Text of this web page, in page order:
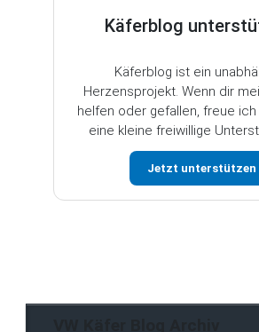
Käferblog
Käferblog ist ein
Herzensprojekt. Wenn dir
helfen oder gefallen, freue
eine kleine freiwillige
Jetzt unterstützen